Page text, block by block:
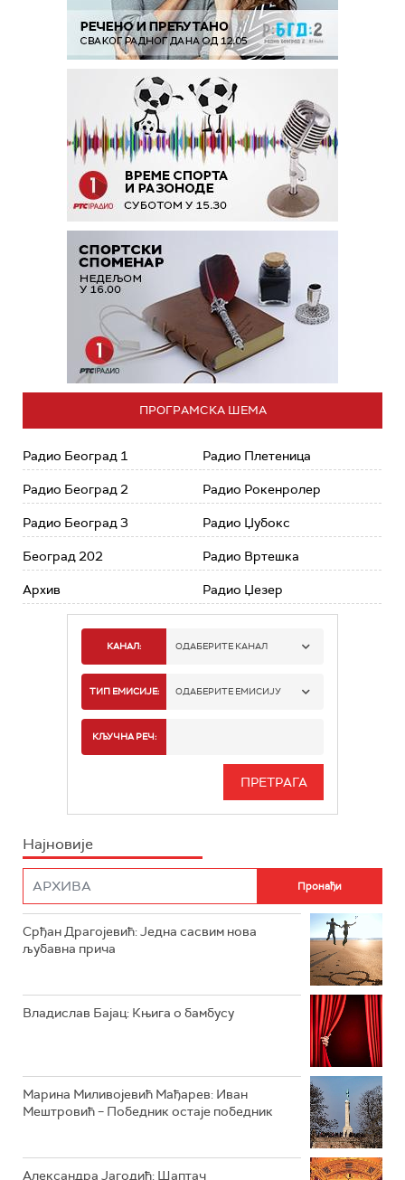
ПРОГРАМСКА ШЕМА
Радио Београд 1
Радио Београд 2
Радио Београд 3
Београд 202
Архив
Радио Плетеница
Радио Рокенролер
Радио Џубокс
Радио Вртешка
Радио Џезер
КАНАЛ: ОДАБЕРИТЕ КАНАЛ
РАДИО БЕОГРАД 1
РАДИО БЕОГРАД 3
РАДИО РОКЕНРОЛЕР
ТИП ЕМИСИЈЕ: ОДАБЕРИТЕ ЕМИСИЈУ
ИНФО
КЉУЧНА РЕЧ:
Најновије
Срђан Драгојевић: Једна сасвим нова
љубавна прича
Владислав Бајац: Књига о бамбусу
Марина Миливојевић Мађарев: Иван
Мештровић – Победник остаје победник
Александра Јагодић: Шаптач